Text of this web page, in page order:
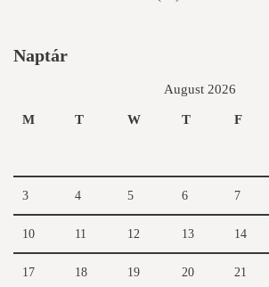
Naptár
August 2026
M T W T F
3 4 5 6 7
10 11 12 13 14
17 18 19 20 21